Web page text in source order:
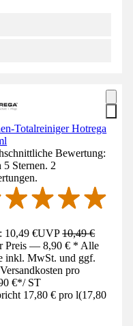
Totalreiniger Hotrega
Bewertung:
5 Sternen. 2
10,49 €UVP10,49 €
Preis — 8,90 € * Alle
inkl. MwSt. und ggf.
pro
€*/ ST
17,80 € pro l(17,80